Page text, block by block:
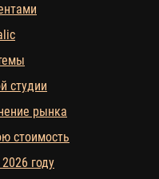
студии
рынка
стоимость
году